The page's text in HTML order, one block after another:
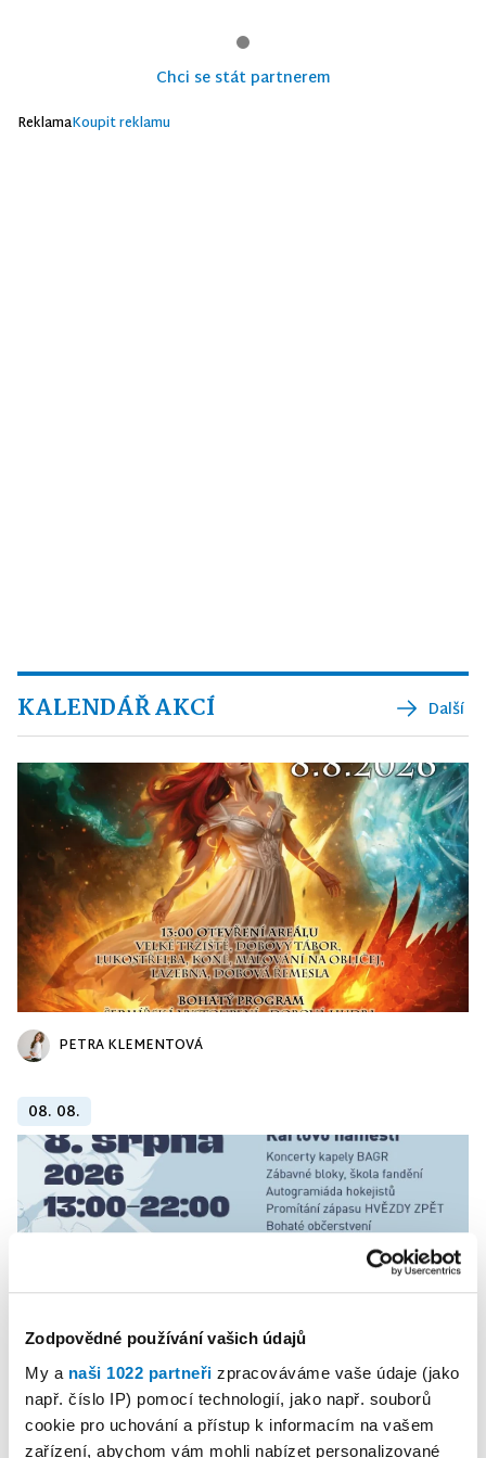
Zodpovědné používání vašich údajů
My a naši 1022 partneři zpracováváme vaše údaje (jako
např. číslo IP) pomocí technologií, jako např. souborů
cookie pro uchování a přístup k informacím na vašem
zařízení, abychom vám mohli nabízet personalizované
Chci se stát partnerem
ReklamaKoupit reklamu
KALENDÁŘ AKCÍ Další
PETRA KLEMENTOVÁ
08. 08.
PETRA KLEMENTOVÁ